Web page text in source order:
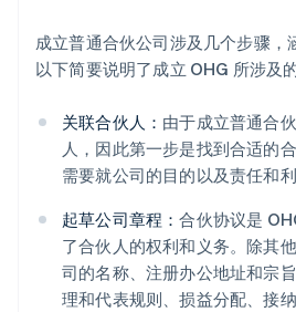
成立普通合伙公司涉及几个步骤，
以下简要说明了成立 OHG 所涉及
关联合伙人： 由于成立普通合
人，因此第一步是找到合适的
需要就公司的目的以及责任和
起草公司章程：合伙协议是
了合伙人的权利和义务。除其
司的名称、注册办公地址和宗
理和代表规则、损益分配、接